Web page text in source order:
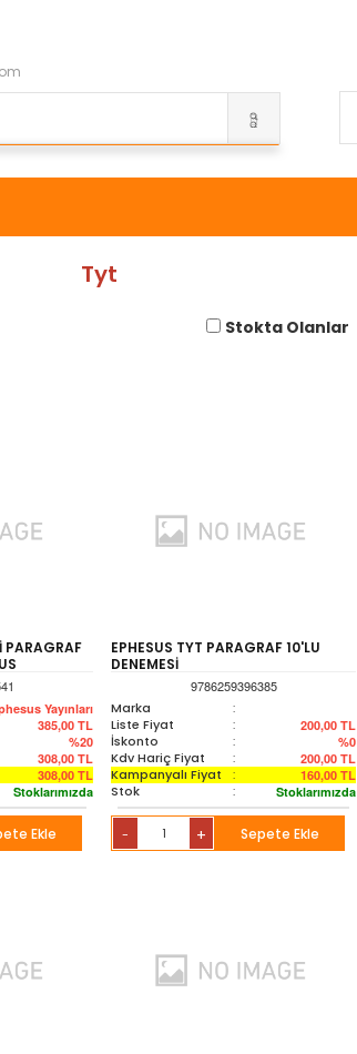
Tyt
Stokta Olanlar
PARAGRAF
Yayınları
385,00 TL
%20
308,00 TL
308,00 TL
Stoklarımızda
Ekle
EPHESUS TYT PARAGRAF 10'LU
DENEMESİ
9786259396385
Marka
:
Liste Fiyat
: 200,00 TL
İskonto : %0
Kdv Hariç Fiyat : 200,00 TL
Kampanyalı Fiyat : 160,00 TL
Stok : Stoklarımızda
- + Sepete Ekle